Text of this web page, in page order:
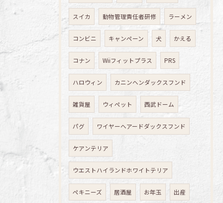
スイカ 動物管理責任者研修 ラーメン
コンビニ キャンペーン 犬 かえる
コナン Wiiフィットプラス PRS
ハロウィン カニンヘンダックスフンド
雑貨屋 ウィペット 西武ドーム
パグ ワイヤーヘアードダックスフンド
ケアンテリア
ウエストハイランドホワイトテリア
ペキニーズ 居酒屋 お年玉 出産